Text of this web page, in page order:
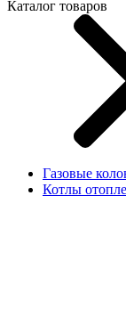
Каталог товаров
Газовые
Котлы